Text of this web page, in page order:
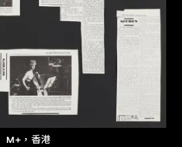
M+，香港
十及二十一世紀視覺